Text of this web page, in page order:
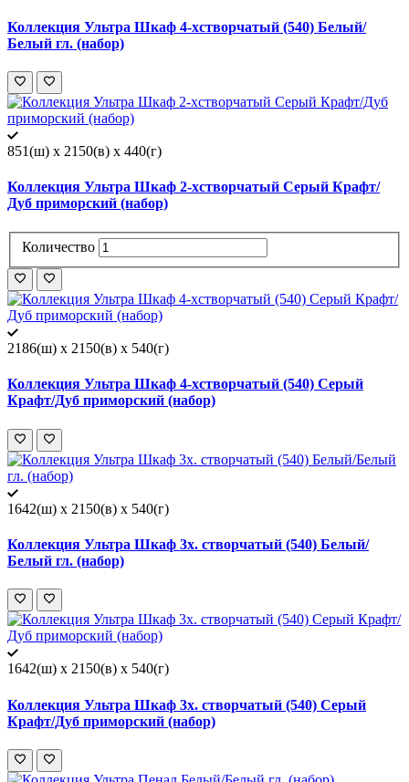
Коллекция Ультра Шкаф 4-хстворчатый (540) Белый/
Белый гл. (набор)
851(ш) x 2150(в) x 440(г)
Коллекция Ультра Шкаф 2-хстворчатый Серый Крафт/
Дуб приморский (набор)
Количество
2186(ш) x 2150(в) x 540(г)
Коллекция Ультра Шкаф 4-хстворчатый (540) Серый
Крафт/Дуб приморский (набор)
1642(ш) x 2150(в) x 540(г)
Коллекция Ультра Шкаф 3х. створчатый (540) Белый/
Белый гл. (набор)
1642(ш) x 2150(в) x 540(г)
Коллекция Ультра Шкаф 3х. створчатый (540) Серый
Крафт/Дуб приморский (набор)